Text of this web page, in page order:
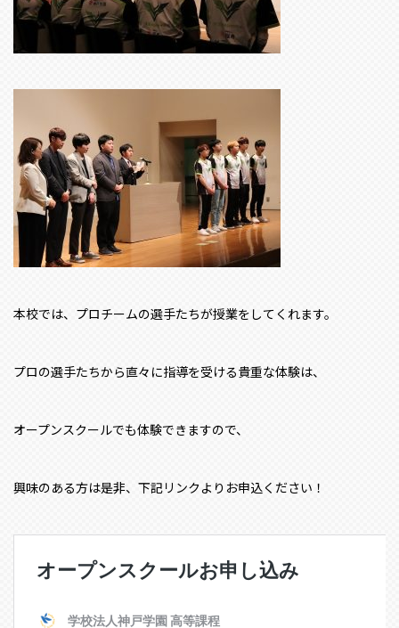
本校では、プロチームの選手たちが授業をしてくれます。
プロの選手たちから直々に指導を受ける貴重な体験は、
オープンスクールでも体験できますので、
興味のある方は是非、下記リンクよりお申込ください！